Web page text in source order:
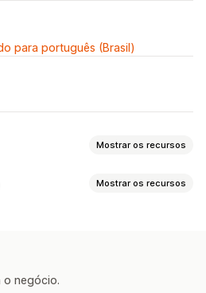
para português (Brasil)
Mostrar os recursos
Mostrar os recursos
o negócio.